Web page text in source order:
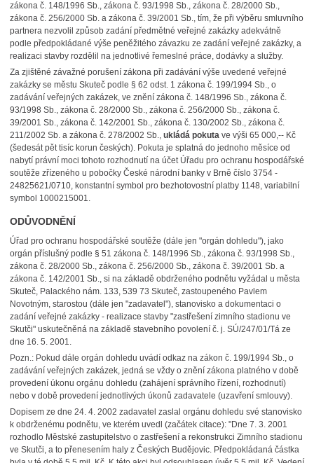
zákona č. 148/1996 Sb., zákona č. 93/1998 Sb., zákona č. 28/2000 Sb.,
zákona č. 256/2000 Sb. a zákona č. 39/2001 Sb., tím, že při výběru smluvního
partnera nezvolil způsob zadání předmětné veřejné zakázky adekvátně
podle předpokládané výše peněžitého závazku ze zadání veřejné zakázky, a
realizaci stavby rozdělil na jednotlivé řemeslné práce, dodávky a služby.
Za zjištěné závažné porušení zákona při zadávání výše uvedené veřejné
zakázky se městu Skuteč podle § 62 odst. 1 zákona č. 199/1994 Sb., o
zadávání veřejných zakázek, ve znění zákona č. 148/1996 Sb., zákona č.
93/1998 Sb., zákona č. 28/2000 Sb., zákona č. 256/2000 Sb., zákona č.
39/2001 Sb., zákona č. 142/2001 Sb., zákona č. 130/2002 Sb., zákona č.
211/2002 Sb. a zákona č. 278/2002 Sb., ukládá pokutave výši 65 000,-- Kč
(šedesát pět tisíc korun českých). Pokuta je splatná do jednoho měsíce od
nabytí právní moci tohoto rozhodnutí na účet Úřadu pro ochranu hospodářské
soutěže zřízeného u pobočky České národní banky v Brně číslo 3754 -
24825621/0710, konstantní symbol pro bezhotovostní platby 1148, variabilní
symbol 1000215001.
ODŮVODNĚNÍ
Úřad pro ochranu hospodářské soutěže (dále jen "orgán dohledu"), jako
orgán příslušný podle § 51 zákona č. 148/1996 Sb., zákona č. 93/1998 Sb.,
zákona č. 28/2000 Sb., zákona č. 256/2000 Sb., zákona č. 39/2001 Sb. a
zákona č. 142/2001 Sb., si na základě obdrženého podnětu vyžádal u města
Skuteč, Palackého nám. 133, 539 73 Skuteč, zastoupeného Pavlem
Novotným, starostou (dále jen "zadavatel"), stanovisko a dokumentaci o
zadání veřejné zakázky - realizace stavby "zastřešení zimního stadionu ve
Skutči" uskutečněná na základě stavebního povolení č. j. SÚ/247/01/Tá ze
dne 16. 5. 2001.
Pozn.: Pokud dále orgán dohledu uvádí odkaz na zákon č. 199/1994 Sb., o
zadávání veřejných zakázek, jedná se vždy o znění zákona platného v době
provedení úkonu orgánu dohledu (zahájení správního řízení, rozhodnutí)
nebo v době provedení jednotlivých úkonů zadavatele (uzavření smlouvy).
Dopisem ze dne 24. 4. 2002 zadavatel zaslal orgánu dohledu své stanovisko
k obdrženému podnětu, ve kterém uvedl (začátek citace): "Dne 7. 3. 2001
rozhodlo Městské zastupitelstvo o zastřešení a rekonstrukci Zimního stadionu
ve Skutči, a to přenesením haly z Českých Budějovic. Předpokládaná částka